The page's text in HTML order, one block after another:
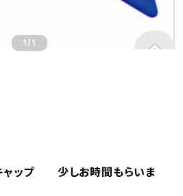
1 /1
キャップ 少しお時間もらいま